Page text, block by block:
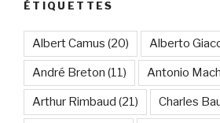
ÉTIQUETTES
Albert Camus (20) Alberto
André Breton (11) Antonio
Arthur Rimbaud (21) Charles